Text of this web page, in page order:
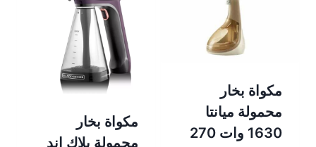
مكواة بخار
محمولة ميانتا
1630 وات 270
مكواة بخار
محمولة بلاك اند